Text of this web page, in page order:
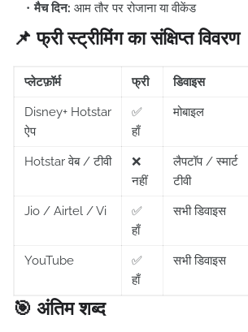
मैच दिन: आम तौर पर रोजाना या वीकेंड
📌 फ्री स्ट्रीमिंग का संक्षिप्त विवरण
प्लेटफ़ॉर्म फ्री डिवाइस
Disney+ Hotstar
ऐप
✅
हाँ
मोबाइल
Hotstar वेब / टीवी
❌
नहीं
लैपटॉप / स्मार्ट
टीवी
Jio / Airtel / Vi
✅
हाँ
सभी डिवाइस
YouTube
✅
हाँ
सभी डिवाइस
🎯 अंतिम शब्द